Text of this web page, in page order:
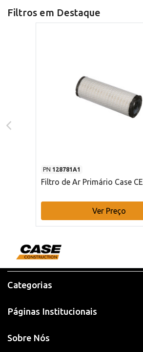
Filtros em Destaque
PN 128781A1
Filtro de Ar Primário Case CE
Ver Preço
Categorias
Páginas Institucionais
Sobre Nós